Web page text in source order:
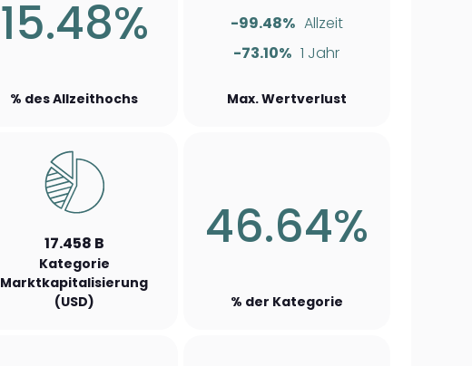
15.48%
% des Allzeithochs
-99.48% Allzeit
-73.10% 1 Jahr
Max. Wertverlust
17.458 B
Kategorie
Marktkapitalisierung
(USD)
46.64%
% der Kategorie